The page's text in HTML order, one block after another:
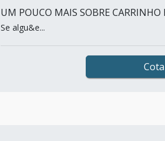
UM POUCO MAIS SOBRE
Se algu&e...